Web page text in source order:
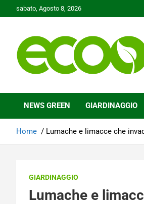
to
sabato, Agosto 8, 2026
Ecoo.it
NEWS GREEN GIARDINAGGIO
Home Lumache e limacce che
GIARDINAGGIO
Lumache e